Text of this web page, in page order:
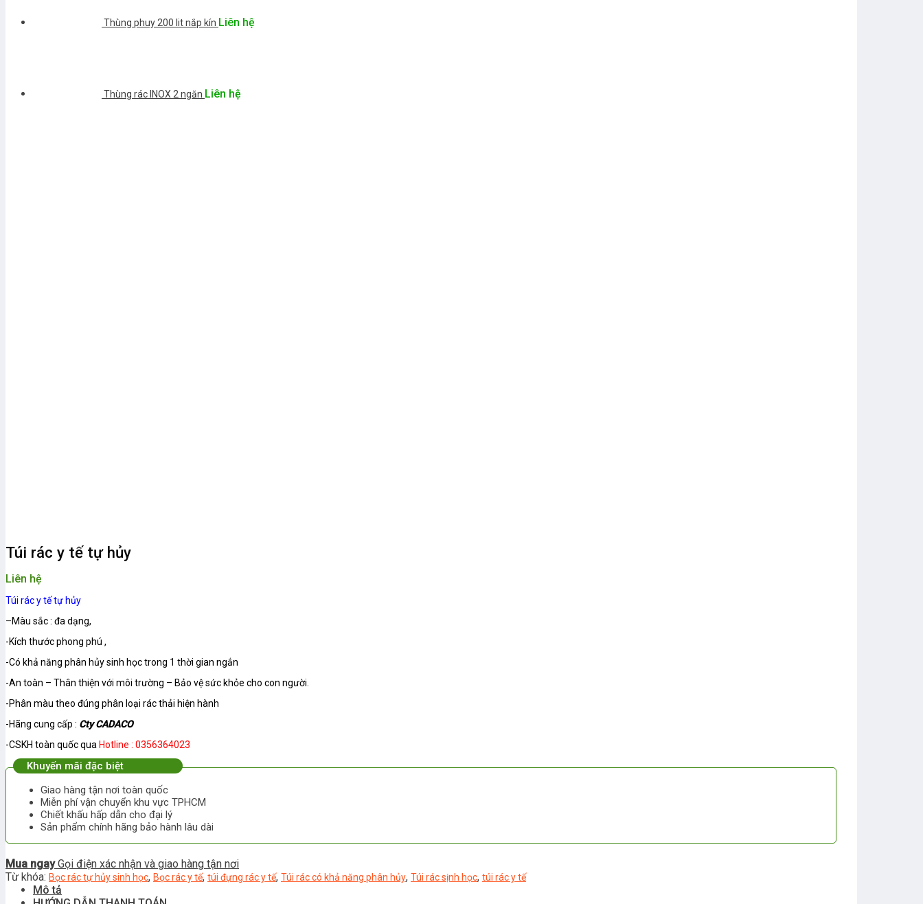
Thùng phuy 200 lit nắp kín Liên hệ
Thùng rác INOX 2 ngăn Liên hệ
Túi rác y tế tự hủy
Liên hệ
Túi rác y tế tự hủy
–Màu sắc : đa dạng,
-Kích thước phong phú ,
-Có khả năng phân hủy sinh học trong 1 thời gian ngắn
-An toàn – Thân thiện với môi trường – Bảo vệ sức khỏe cho con người.
-Phân màu theo đúng phân loại rác thải hiện hành
-Hãng cung cấp : Cty CADACO
-CSKH toàn quốc qua Hotline : 0356364023
Khuyến mãi đặc biệt
Giao hàng tận nơi toàn quốc
Miễn phí vận chuyển khu vực TPHCM
Chiết khấu hấp dẫn cho đại lý
Sản phẩm chính hãng bảo hành lâu dài
Mua ngay Gọi điện xác nhận và giao hàng tận nơi
Từ khóa: Bọc rác tự hủy sinh học, Bọc rác y tế, túi đựng rác y tế, Túi rác có khả năng phân hủy, Túi rác sịnh học, túi rác y tế
Mô tả